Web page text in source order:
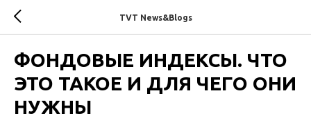
TVT News&Blogs
ФОНДОВЫЕ ИНДЕКСЫ. ЧТО
ЭТО ТАКОЕ И ДЛЯ ЧЕГО ОНИ
НУЖНЫ